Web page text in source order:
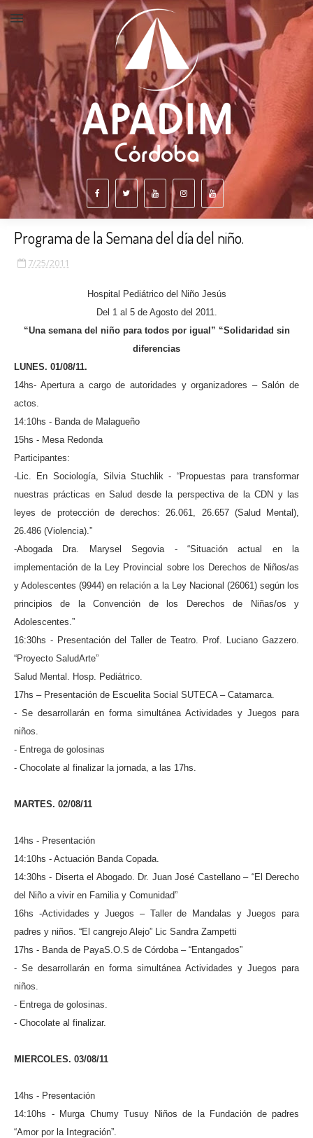
Programa de la Semana del día del niño.
7/25/2011
Hospital Pediátrico del Niño Jesús
Del 1 al 5 de Agosto del 2011.
“Una semana del niño para todos por igual” “Solidaridad sin
diferencias
LUNES. 01/08/11.
14hs- Apertura a cargo de autoridades y organizadores – Salón de
actos.
14:10hs - Banda de Malagueño
15hs - Mesa Redonda
Participantes:
-Lic. En Sociología, Silvia Stuchlik - “Propuestas para transformar
nuestras prácticas en Salud desde la perspectiva de la CDN y las
leyes de protección de derechos: 26.061, 26.657 (Salud Mental),
26.486 (Violencia).”
-Abogada Dra. Marysel Segovia - “Situación actual en la
implementación de la Ley Provincial sobre los Derechos de Niños/as
y Adolescentes (9944) en relación a la Ley Nacional (26061) según los
principios de la Convención de los Derechos de Niñas/os y
Adolescentes.”
16:30hs - Presentación del Taller de Teatro. Prof. Luciano Gazzero.
“Proyecto SaludArte”
Salud Mental. Hosp. Pediátrico.
17hs – Presentación de Escuelita Social SUTECA – Catamarca.
- Se desarrollarán en forma simultánea Actividades y Juegos para
niños.
- Entrega de golosinas
- Chocolate al finalizar la jornada, a las 17hs.
MARTES. 02/08/11
14hs - Presentación
14:10hs - Actuación Banda Copada.
14:30hs - Diserta el Abogado. Dr. Juan José Castellano – “El Derecho
del Niño a vivir en Familia y Comunidad”
16hs -Actividades y Juegos – Taller de Mandalas y Juegos para
padres y niños. “El cangrejo Alejo” Lic Sandra Zampetti
17hs - Banda de PayaS.O.S de Córdoba – “Entangados”
- Se desarrollarán en forma simultánea Actividades y Juegos para
niños.
- Entrega de golosinas.
- Chocolate al finalizar.
MIERCOLES. 03/08/11
14hs - Presentación
14:10hs - Murga Chumy Tusuy Niños de la Fundación de padres
“Amor por la Integración”.